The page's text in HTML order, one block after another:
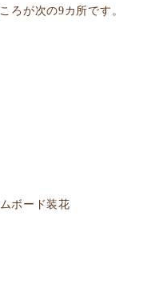
ろが次の9カ所です。
ボード装花